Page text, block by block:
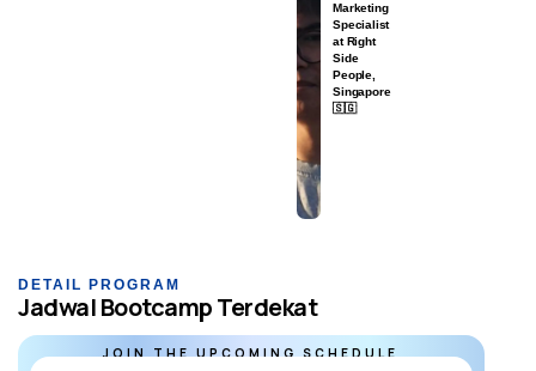
Marketing
Specialist
at Right
Side
People,
Singapore
🇸🇬
DETAIL PROGRAM
Jadwal Bootcamp Terdekat
JOIN THE UPCOMING SCHEDULE